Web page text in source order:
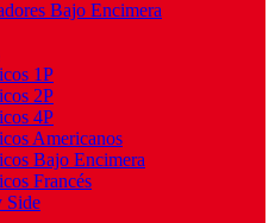
Bajo Encimera
1P
2P
4P
Americanos
Bajo Encimera
Francés
Side